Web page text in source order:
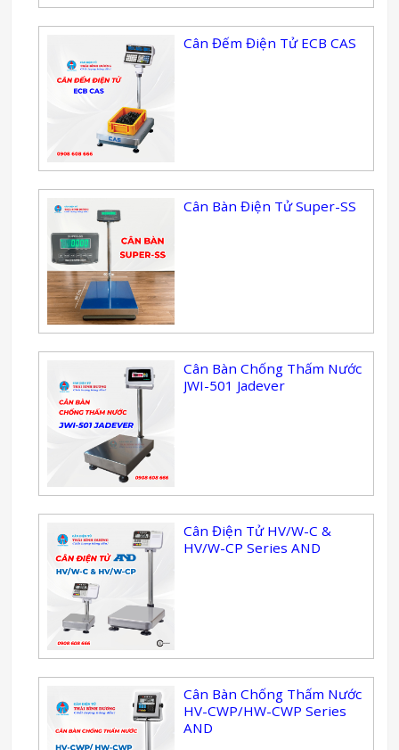
Cân Đếm Điện Tử ECB CAS
Cân Bàn Điện Tử Super-SS
Cân Bàn Chống Thấm Nước
JWI-501 Jadever
Cân Điện Tử HV/W-C &
HV/W-CP Series AND
Cân Bàn Chống Thấm Nước
HV-CWP/HW-CWP Series
AND